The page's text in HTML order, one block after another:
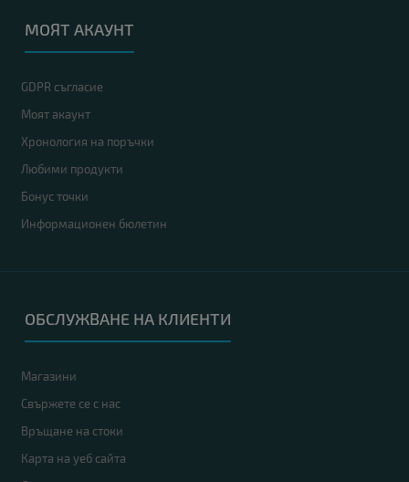
МОЯТ АКАУНТ
GDPR съгласие
Моят акаунт
Хронология на поръчки
Любими продукти
Бонус точки
Информационен бюлетин
ОБСЛУЖВАНЕ НА КЛИЕНТИ
Магазини
Свържете се с нас
Връщане на стоки
Карта на уеб сайта